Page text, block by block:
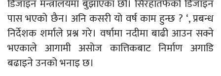
डिजाइन मन्त्रालयमा बुझाएका छौँ। सिरहातर्फको डिजाइन
पास भएको छैन। अनि कसरी यो वर्ष काम हुन्छ ? ‘, प्रबन्ध
निर्देशक शर्माले प्रश्न गरे। वर्षामा नदीमा बाढी आउन सक्ने
भएकाले आगामी असोज कात्तिकबाट निर्माण अगाडि
बढाइने उनको भनाइ छ।